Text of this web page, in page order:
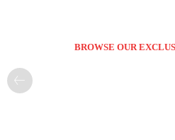
BROWSE OUR